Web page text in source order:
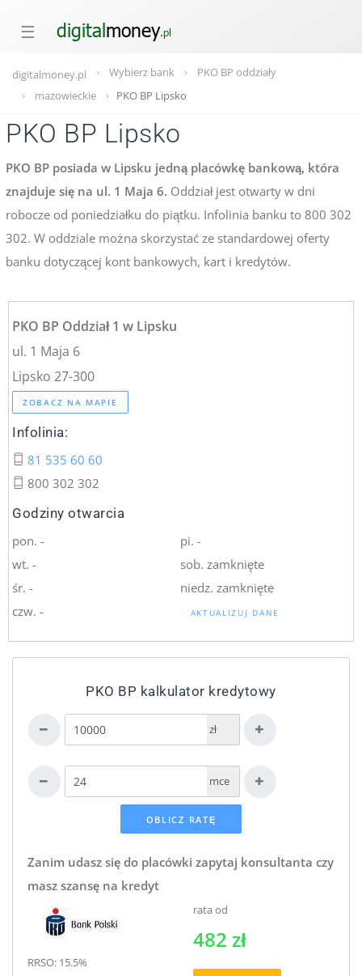
☰
digitalmoney.pl Wybierz bank
PKO BP oddziały
mazowieckie
PKO BP Lipsko
PKO BP Lipsko
PKO BP posiada w Lipsku jedną placówkę bankową, która
znajduje się na ul. 1 Maja 6. Oddział jest otwarty w dni
robocze od poniedziałku do piątku. Infolinia banku to 800 302
302. W oddziale można skorzystać ze standardowej oferty
banku dotyczącej kont bankowych, kart i kredytów.
PKO BP Oddział 1 w Lipsku
ul. 1 Maja 6
Lipsko 27-300
ZOBACZ NA MAPIE
Infolinia:
81 535 60 60
800 302 302
Godziny otwarcia
pon. -
wt. -
śr. -
czw. -
pi. -
sob. zamknięte
niedz. zamknięte
AKTUALIZUJ DANE
PKO BP kalkulator kredytowy
zł
mce
Zanim udasz się do placówki zapytaj konsultanta czy
masz szansę na kredyt
RRSO: 15.5%
rata od
482 zł